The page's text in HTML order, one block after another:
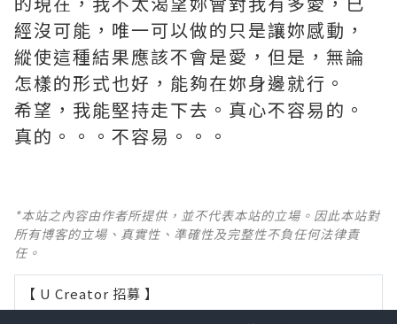
經沒可能，唯一可以做的只是讓妳感動，
縱使這種結果應該不會是愛，但是，無論
怎樣的形式也好，能夠在妳身邊就行。
希望，我能堅持走下去。真心不容易的。
真的。。。不容易。。。
*本站之內容由作者所提供，並不代表本站的立場。因此本站對
所有博客的立場、真實性、準確性及完整性不負任何法律責
任。
【 U Creator 招募 】